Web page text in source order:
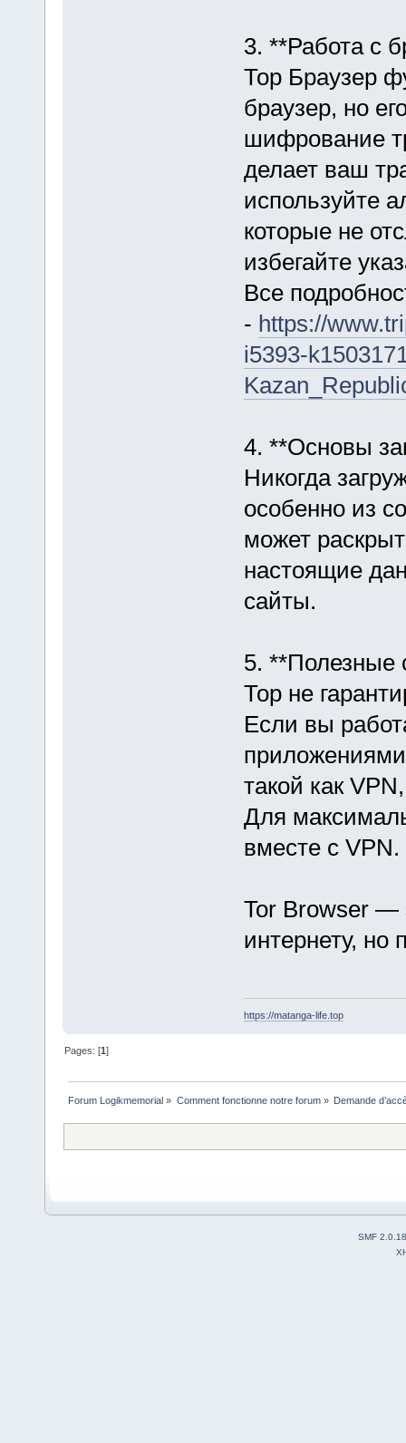
3. **Работа с
Тор Браузер
браузер, но
шифрование
делает ваш
используйте
которые не
избегайте
Все
- https://
i5393-
4. **Основы
Никогда
особенно из
может
настоящие
сайты.
5. **Полезные
Тор не
Если вы
такой как
Для
вместе с VPN.
Tor Browser —
интернету, но
https://matanga-life.top
Pages: [1]
Forum Logikmemorial » Comment fonctionne notre forum» Demande
SMF 2.0.18